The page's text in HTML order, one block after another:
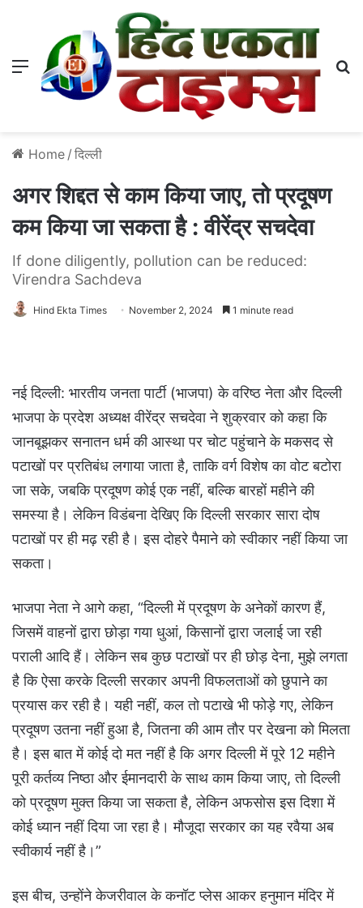
Menu
Home / दिल्ली
अगर शिद्दत से काम किया जाए, तो प्रदूषण
कम किया जा सकता है : वीरेंद्र सचदेवा
If done diligently, pollution can be reduced:
Virendra Sachdeva
Hind Ekta Times November 2, 2024 1 minute read
नई दिल्ली: भारतीय जनता पार्टी (भाजपा) के वरिष्ठ नेता और दिल्ली
भाजपा के प्रदेश अध्यक्ष वीरेंद्र सचदेवा ने शुक्रवार को कहा कि
जानबूझकर सनातन धर्म की आस्था पर चोट पहुंचाने के मकसद से
पटाखों पर प्रतिबंध लगाया जाता है, ताकि वर्ग विशेष का वोट बटोरा
जा सके, जबकि प्रदूषण कोई एक नहीं, बल्कि बारहों महीने की
समस्या है। लेकिन विडंबना देखिए कि दिल्ली सरकार सारा दोष
पटाखों पर ही मढ़ रही है। इस दोहरे पैमाने को स्वीकार नहीं किया जा
सकता।
भाजपा नेता ने आगे कहा, “दिल्ली में प्रदूषण के अनेकों कारण हैं,
जिसमें वाहनों द्वारा छोड़ा गया धुआं, किसानों द्वारा जलाई जा रही
पराली आदि हैं। लेकिन सब कुछ पटाखों पर ही छोड़ देना, मुझे लगता
है कि ऐसा करके दिल्ली सरकार अपनी विफलताओं को छुपाने का
प्रयास कर रही है। यही नहीं, कल तो पटाखे भी फोड़े गए, लेकिन
प्रदूषण उतना नहीं हुआ है, जितना की आम तौर पर देखना को मिलता
है। इस बात में कोई दो मत नहीं है कि अगर दिल्ली में पूरे 12 महीने
पूरी कर्तव्य निष्ठा और ईमानदारी के साथ काम किया जाए, तो दिल्ली
को प्रदूषण मुक्त किया जा सकता है, लेकिन अफसोस इस दिशा में
कोई ध्यान नहीं दिया जा रहा है। मौजूदा सरकार का यह रवैया अब
स्वीकार्य नहीं है।”
इस बीच, उन्होंने केजरीवाल के कनॉट प्लेस आकर हनुमान मंदिर में